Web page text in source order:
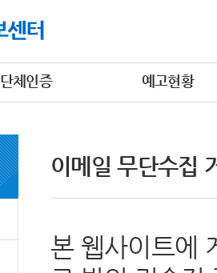
단체인증 예고현황
이메일 무단수집
본 웹사이트에